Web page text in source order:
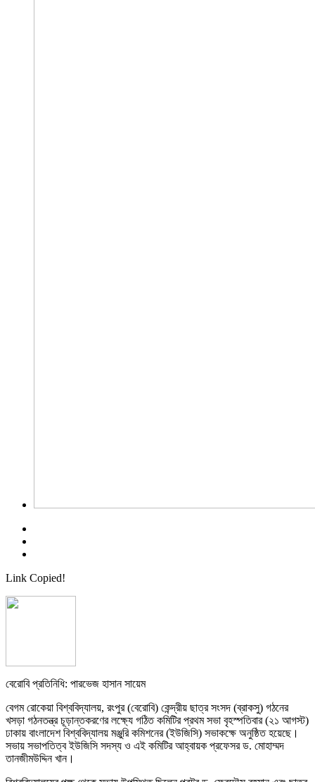
Link Copied!
বেরোবি প্রতিনিধি: পারভেজ হাসান সায়েম
বেগম রোকেয়া বিশ্ববিদ্যালয়, রংপুর (বেরোবি) কেন্দ্রীয় ছাত্র সংসদ (ব্রাকসু) গঠনের
খসড়া গঠনতন্ত্র চূড়ান্তকরণের লক্ষ্যে গঠিত কমিটির প্রথম সভা বৃহস্পতিবার (২১ আগস্ট)
ঢাকায় বাংলাদেশ বিশ্ববিদ্যালয় মঞ্জুরি কমিশনের (ইউজিসি) সভাকক্ষে অনুষ্ঠিত হয়েছে।
সভায় সভাপতিত্ব ইউজিসি সদস্য ও এই কমিটির আহ্বায়ক প্রফেসর ড. মোহাম্মদ
তানজীমউদ্দিন খান।